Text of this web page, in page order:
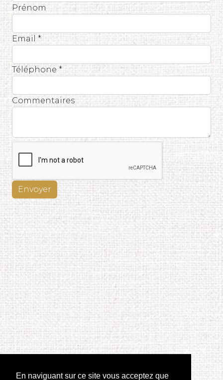
En naviguant sur ce site vous acceptez que
Prénom
Email *
Téléphone *
Commentaires
Envoyer